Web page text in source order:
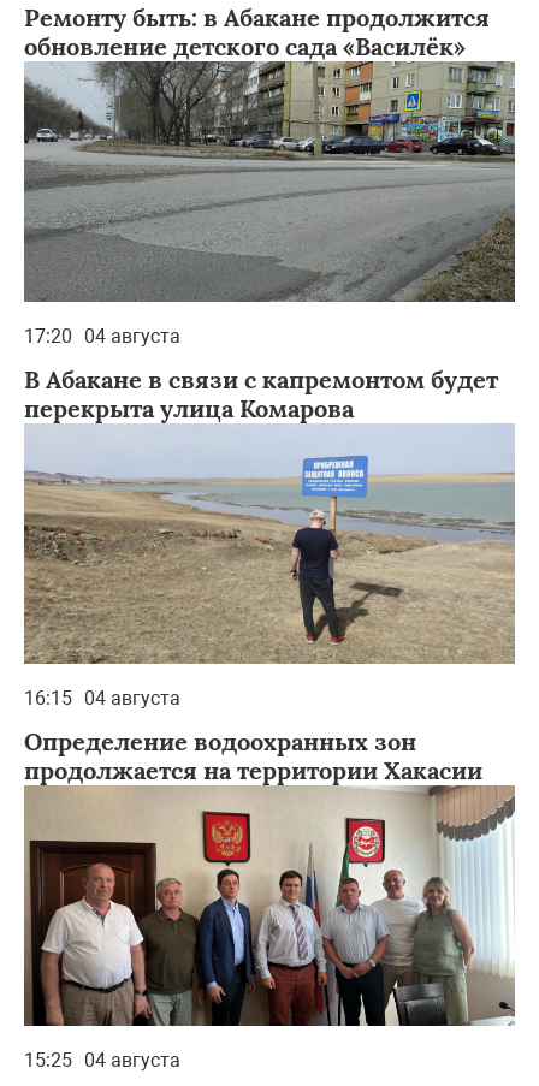
Ремонту быть: в Абакане продолжится
обновление детского сада «Василёк»
17:20 04 августа
В Абакане в связи с капремонтом будет
перекрыта улица Комарова
16:15 04 августа
Определение водоохранных зон
продолжается на территории Хакасии
15:25 04 августа